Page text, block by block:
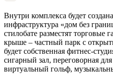
Внутри комплекса будет
инфраструктура «дом без
стилобате разместят торговые
крыше – частный парк с
будет собственная фитнес-
сигарный зал, переговорная
виртуальный гольф,